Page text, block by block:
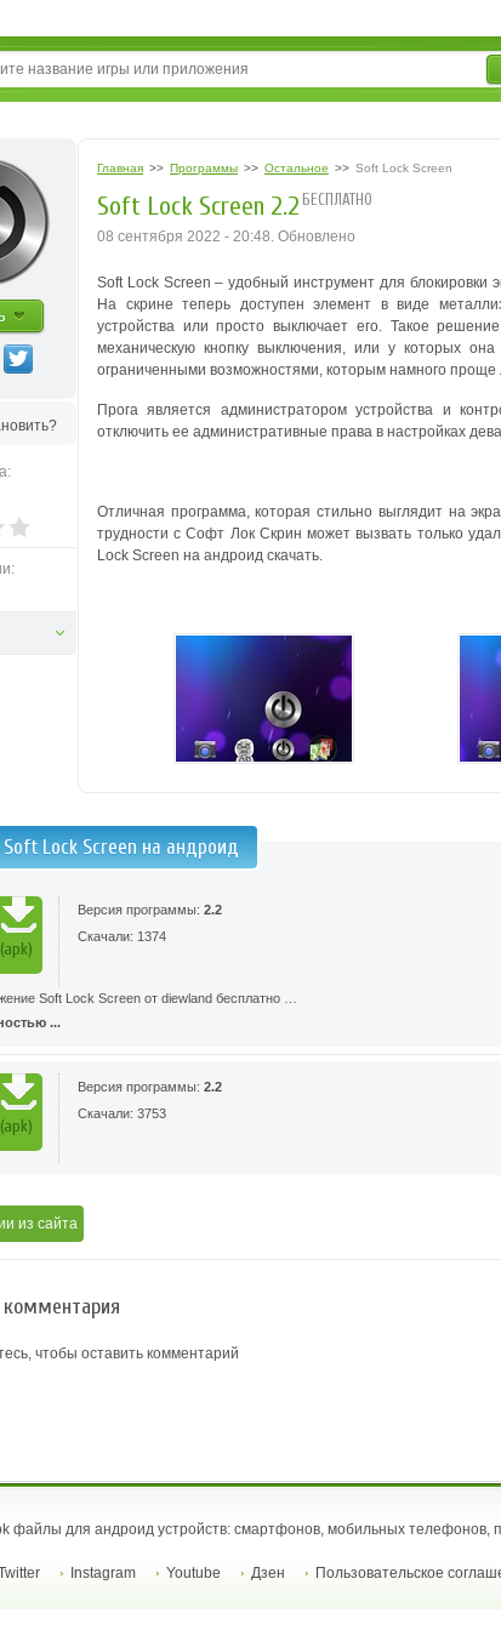
Главная >> Программы >> Остальное >> Soft Lock Screen
Soft Lock Screen 2.2 БЕСПЛАТНО
08 сентября 2022 - 20:48. Обновлено
Soft Lock Screen – удобный инструмент для блокировки
На скрине теперь доступен элемент в виде
устройства или просто выключает его. Такое
механическую кнопку выключения, или у которых
ограниченными возможностями, которым намного проще
Прога является администратором устройства и
отключить ее административные права в настройках
Отличная программа, которая стильно выглядит на
трудности с Софт Лок Скрин может вызвать только
Lock Screen на андроид скачать.
Soft Lock Screen на андроид
(apk)
Версия программы: 2.2
Скачали: 1374
Soft Lock Screen от diewland бесплатно …
...
(apk)
Версия программы: 2.2
Скачали: 3753
из сайта
чтобы оставить комментарий
файлы для андроид устройств: смартфонов, мобильных телефонов,
Instagram Youtube Дзен Пользовательское